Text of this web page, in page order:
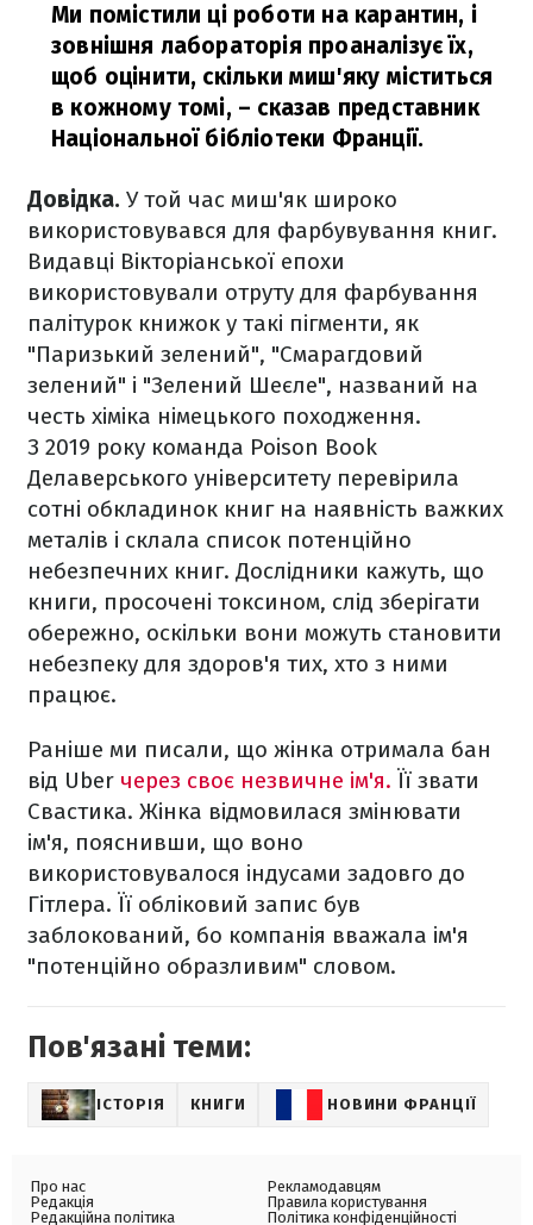
Ми помістили ці роботи на карантин, і
зовнішня лабораторія проаналізує їх,
щоб оцінити, скільки миш'яку міститься
в кожному томі, – сказав представник
Національної бібліотеки Франції.
Довідка. У той час миш'як широко
використовувався для фарбувування книг.
Видавці Вікторіанської епохи
використовували отруту для фарбування
палітурок книжок у такі пігменти, як
"Паризький зелений", "Смарагдовий
зелений" і "Зелений Шеєле", названий на
честь хіміка німецького походження.
З 2019 року команда Poison Book
Делаверського університету перевірила
сотні обкладинок книг на наявність важких
металів і склала список потенційно
небезпечних книг. Дослідники кажуть, що
книги, просочені токсином, слід зберігати
обережно, оскільки вони можуть становити
небезпеку для здоров'я тих, хто з ними
працює.
Раніше ми писали, що жінка отримала бан
від Uber через своє незвичне ім'я. Її звати
Свастика. Жінка відмовилася змінювати
ім'я, пояснивши, що воно
використовувалося індусами задовго до
Гітлера. Її обліковий запис був
заблокований, бо компанія вважала ім'я
"потенційно образливим" словом.
Пов'язані теми:
ІСТОРІЯ КНИГИ НОВИНИ ФРАНЦІЇ
Про нас
Редакція
Редакційна політика
Рекламодавцям
Правила користування
Політика конфіденційності